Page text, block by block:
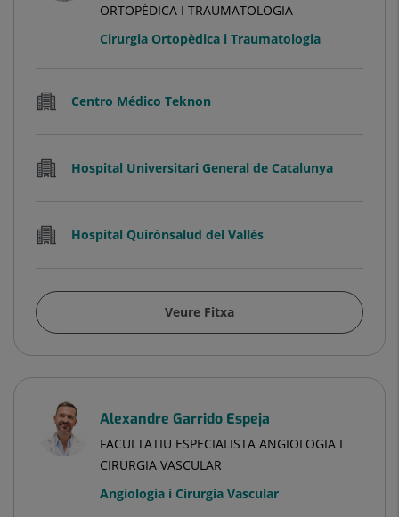
ORTOPÈDICA I TRAUMATOLOGIA
Cirurgia Ortopèdica i Traumatologia
Centro Médico Teknon
Hospital Universitari General de Catalunya
Hospital Quirónsalud del Vallès
Veure Fitxa
Alexandre Garrido Espeja
FACULTATIU ESPECIALISTA ANGIOLOGIA I
CIRURGIA VASCULAR
Angiologia i Cirurgia Vascular